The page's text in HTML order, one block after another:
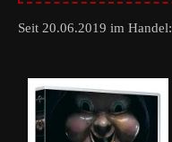
Seit 20.06.2019 im Handel: